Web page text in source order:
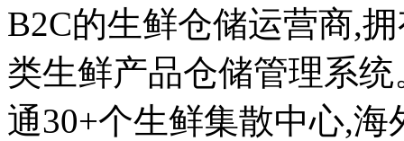
B2C的生鲜仓储运营商,
类生鲜产品仓储管理系
通30+个生鲜集散中心,